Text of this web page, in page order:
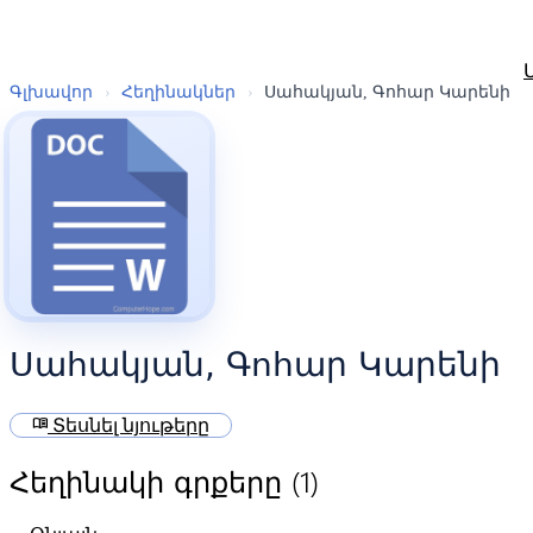
Գլխավոր › Հեղինակներ › Սահակյան, Գոհար Կարենի
Սահակյան, Գոհար Կարենի
menu_book Տեսնել նյութերը
Հեղինակի գրքերը (1)